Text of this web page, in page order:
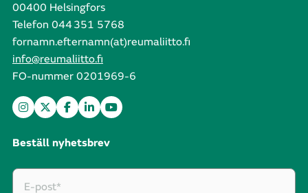
00400 Helsingfors
Telefon 044 351 5768
fornamn.efternamn(at)reumaliitto.fi
info@reumaliitto.fi
FO-nummer 0201969-6
Beställ nyhetsbrev